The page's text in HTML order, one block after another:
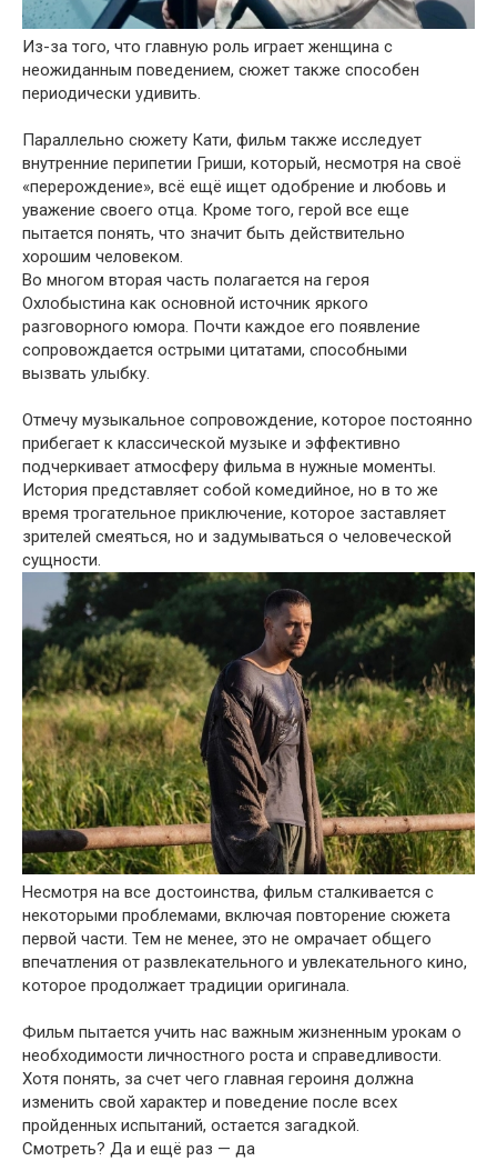
Из-за того, что главную роль играет женщина с
неожиданным поведением, сюжет также способен
периодически удивить.
Параллельно сюжету Кати, фильм также исследует
внутренние перипетии Гриши, который, несмотря на своё
«перерождение», всё ещё ищет одобрение и любовь и
уважение своего отца. Кроме того, герой все еще
пытается понять, что значит быть действительно
хорошим человеком.
Во многом вторая часть полагается на героя
Охлобыстина как основной источник яркого
разговорного юмора. Почти каждое его появление
сопровождается острыми цитатами, способными
вызвать улыбку.
Отмечу музыкальное сопровождение, которое постоянно
прибегает к классической музыке и эффективно
подчеркивает атмосферу фильма в нужные моменты.
История представляет собой комедийное, но в то же
время трогательное приключение, которое заставляет
зрителей смеяться, но и задумываться о человеческой
сущности.
Несмотря на все достоинства, фильм сталкивается с
некоторыми проблемами, включая повторение сюжета
первой части. Тем не менее, это не омрачает общего
впечатления от развлекательного и увлекательного кино,
которое продолжает традиции оригинала.
Фильм пытается учить нас важным жизненным урокам о
необходимости личностного роста и справедливости.
Хотя понять, за счет чего главная героиня должна
изменить свой характер и поведение после всех
пройденных испытаний, остается загадкой.
Смотреть? Да и ещё раз — да